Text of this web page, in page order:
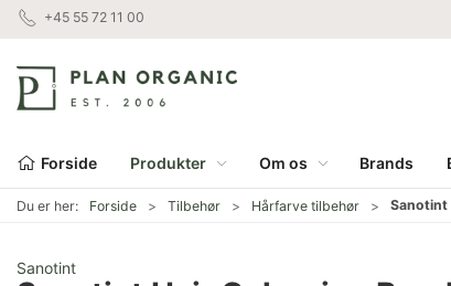
+45 55 72 11 00
Forside Produkter Om os Brands
Du er her: Forside Tilbehør Hårfarve tilbehør Sanotint
Sanotint